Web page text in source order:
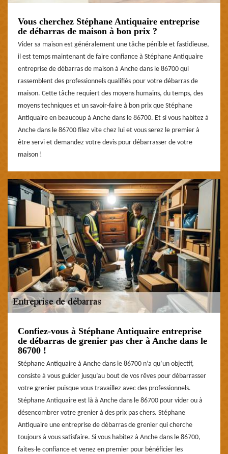
Vous cherchez Stéphane Antiquaire entreprise
de débarras de maison à bon prix ?
Vider sa maison est généralement une tâche pénible et fastidieuse,
il est temps maintenant de faire confiance à Stéphane Antiquaire
entreprise de débarras de maison à Anche dans le 86700 qui
rassemblent des professionnels qualifiés pour votre débarras de
maison. Cette tâche requiert des moyens humains, du temps, des
moyens techniques et un savoir-faire à bon prix que Stéphane
Antiquaire en beaucoup à Anche dans le 86700. Et si vous habitez à
Anche dans le 86700 filez vite chez lui et vous serez le premier à
être servi et demandez votre devis pour débarrasser de votre
maison !
Confiez-vous à Stéphane Antiquaire entreprise
de débarras de grenier pas cher à Anche dans le
86700 !
Stéphane Antiquaire à Anche dans le 86700 n’a qu’un objectif,
consiste à vous guider jusqu’au bout de vos rêves pour débarrasser
votre grenier puisque vous travaillez avec des professionnels.
Stéphane Antiquaire est là à Anche dans le 86700 pour vider ou à
désencombrer votre grenier à des prix pas chers. Stéphane
Antiquaire une entreprise de débarras de grenier qui cherche
toujours à vous satisfaire. Si vous habitez à Anche dans le 86700,
faites-le confiance et venez en premier pour bénéficier les